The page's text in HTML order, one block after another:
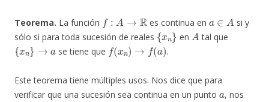
Teorema. La función
: →
es continua en
si y
sólo si para toda sucesión de reales
{xn}
en
A
tal que
{xn}→a
se tiene que
f(xn)→f(a)
.
Este teorema tiene múltiples usos. Nos dice que para
verificar que una sucesión sea continua en un punto
a
, nos